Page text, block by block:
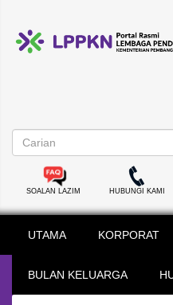
SOALAN LAZIM HUBUNGI KAMI
UTAMA KORPORAT
BULAN KELUARGA